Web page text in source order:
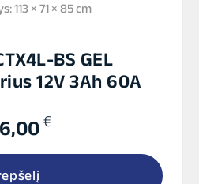
113 × 71 × 85 cm
BS GEL
12V 3Ah 60A
€